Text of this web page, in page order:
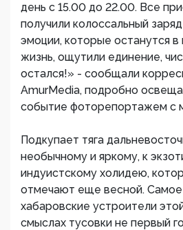
день с 15.00 до 22.00. Все
получили колоссальный
эмоции, которые останутся в
жизнь, ощутили единение,
остался!» - сообщали
AmurMedia, подробно
событие фоторепортажем с
Подкупает тяга
необычному и яркому, к
индуистскому холидею,
отмечают еще весной. Самое
хабаровские устроители
смыслах тусовки не первый